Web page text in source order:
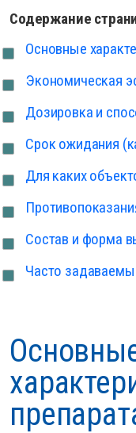
Содержание
Основные
Экономическая
Дозировка и
Срок ожидания
Для каких
Состав и форма
Часто